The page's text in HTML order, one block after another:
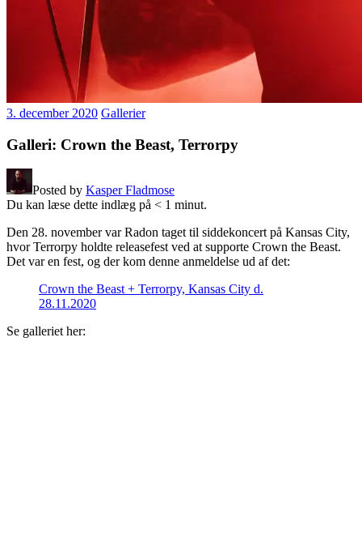
3. december 2020 Gallerier
Galleri: Crown the Beast, Terrorpy
Posted by Kasper Fladmose
Du kan læse dette indlæg på < 1 minut.
Den 28. november var Radon taget til siddekoncert på Kansas City,
hvor Terrorpy holdte releasefest ved at supporte Crown the Beast.
Det var en fest, og der kom denne anmeldelse ud af det:
Crown the Beast + Terrorpy, Kansas City d.
28.11.2020
Se galleriet her: